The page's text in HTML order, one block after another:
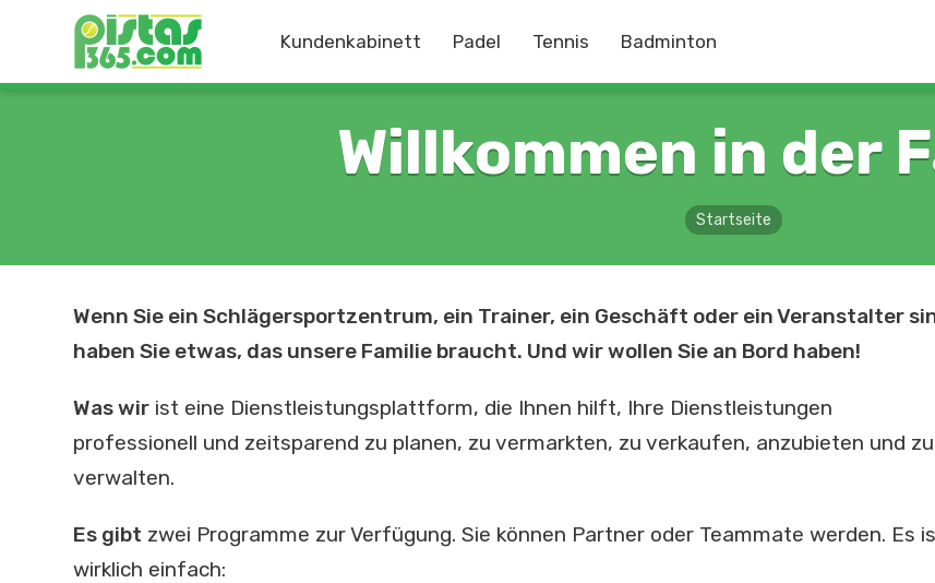
Kundenkabinett Padel Tennis Badminton
Willkommen in der
Startseite
Wenn Sie ein Schlägersportzentrum, ein Trainer, ein Geschäft oder ein Veranstalter
haben Sie etwas, das unsere Familie braucht. Und wir wollen Sie an Bord haben!
Was wirist eine Dienstleistungsplattform, die Ihnen hilft, Ihre Dienstleistungen
professionell und zeitsparend zu planen, zu vermarkten, zu verkaufen, anzubieten und zu
verwalten.
Es gibt zwei Programme zur Verfügung. Sie können Partner oder Teammate werden. Es
wirklich einfach: